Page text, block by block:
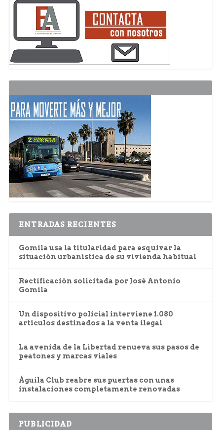
ENTRADAS RECIENTES
Gomila usa la titularidad para esquivar la
situación urbanística de su vivienda habitual
Rectificación solicitada por José Antonio
Gomila
Un dispositivo policial interviene 1.080
artículos destinados a la venta ilegal
La avenida de la Libertad renueva sus pasos de
peatones y marcas viales
Águila Club reabre sus puertas con unas
instalaciones completamente renovadas
PUBLICIDAD